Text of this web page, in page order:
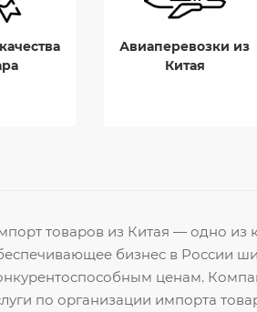
Авиаперевозки из
Китая
товаров из Китая — одно из
бизнес в России
ценам.
по организации импорта